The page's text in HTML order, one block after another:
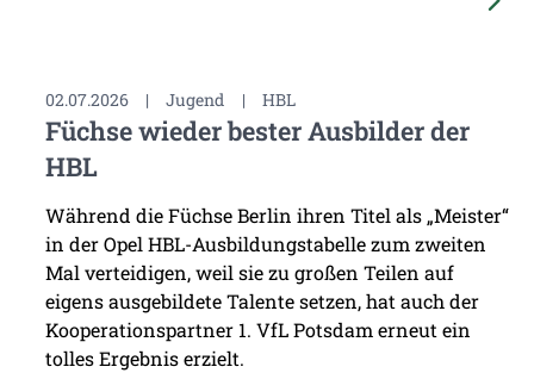
02.07.2026 | Jugend | HBL
Füchse wieder bester Ausbilder der
HBL
Während die Füchse Berlin ihren Titel als „Meister“
in der Opel HBL-Ausbildungstabelle zum zweiten
Mal verteidigen, weil sie zu großen Teilen auf
eigens ausgebildete Talente setzen, hat auch der
Kooperationspartner 1. VfL Potsdam erneut ein
tolles Ergebnis erzielt.